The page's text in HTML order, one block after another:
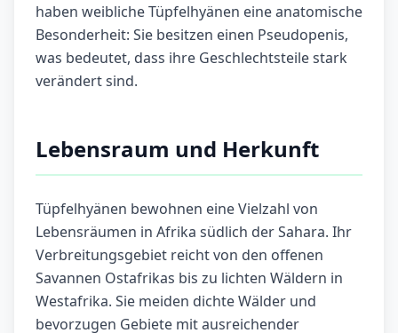
haben weibliche Tüpfelhyänen eine anatomische
Besonderheit: Sie besitzen einen Pseudopenis,
was bedeutet, dass ihre Geschlechtsteile stark
verändert sind.
Lebensraum und Herkunft
Tüpfelhyänen bewohnen eine Vielzahl von
Lebensräumen in Afrika südlich der Sahara. Ihr
Verbreitungsgebiet reicht von den offenen
Savannen Ostafrikas bis zu lichten Wäldern in
Westafrika. Sie meiden dichte Wälder und
bevorzugen Gebiete mit ausreichender